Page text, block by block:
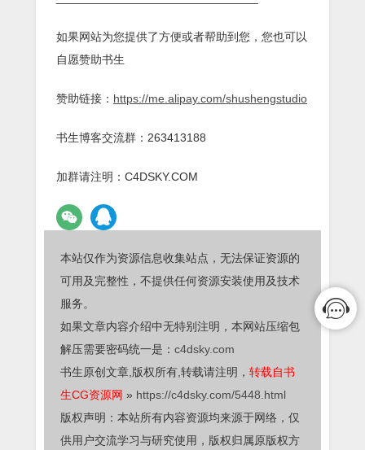
如果网站为您提供了方便或者帮助到您，您也可以
自愿赞助书生
赞助链接： https://me.alipay.com/shushengstudio
书生博客交流群：263413188
加群请注明：C4DSKY.COM
本站仅作为资源信息收集站点，无法保证资源的
可用及完整性，不提供任何资源安装使用及技术
服务。
如果文章内容介绍中无特别注明，本网站压缩包
解压需要密码统一是： c4dsky.com
书生原创文章,版权所有,转载请注明， 转载自书
生CG资源网 » https://c4dsky.com/5448.html
版权声明：本站所有内容资源均来源于网络，仅
供用户交流学习与研究使用，版权归属原版权方